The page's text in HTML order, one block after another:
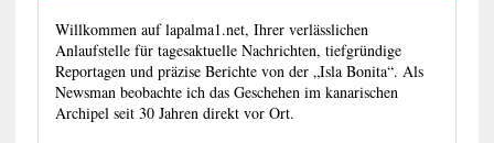
Willkommen auf lapalma1.net, Ihrer verlässlichen
Anlaufstelle für tagesaktuelle Nachrichten, tiefgründige
Reportagen und präzise Berichte von der „Isla Bonita“. Als
Newsman beobachte ich das Geschehen im kanarischen
Archipel seit 30 Jahren direkt vor Ort.